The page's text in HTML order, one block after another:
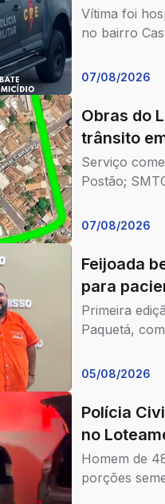
Vítima foi
no bairro
07/08/2026
Obras do
trânsito
Serviço
Postão;
07/08/2026
Feijoada
para
Primeira
Paquetá,
05/08/2026
Polícia
no
Homem de
porções